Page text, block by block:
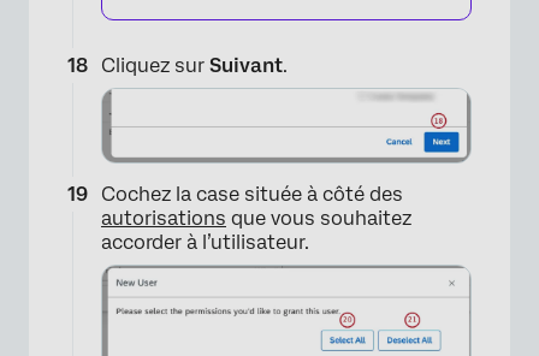
Cliquez sur Suivant.
Cochez la case située à côté des
autorisations que vous souhaitez
accorder à l’utilisateur.